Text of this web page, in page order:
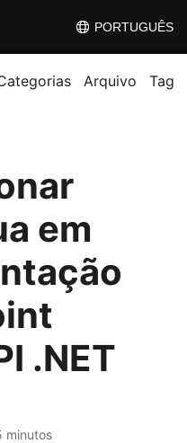
PORTUGUÊS
Arquivo Tag
em
.NET
minutos